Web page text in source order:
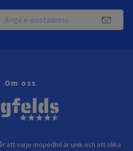
Om oss
att varje mopedbil är unik och att olika